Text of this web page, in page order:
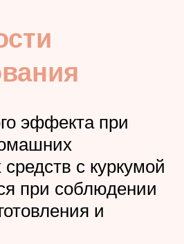
эффекта при
с куркумой
при соблюдении
и